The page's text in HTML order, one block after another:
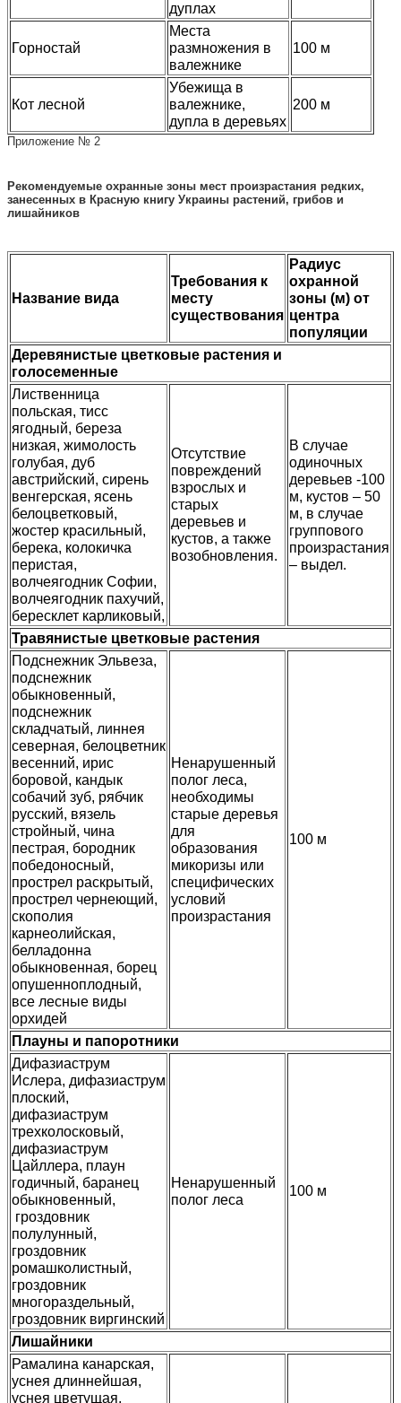
дуплах
Горностай
Места
размножения в
валежнике
100 м
Кот лесной
Убежища в
валежнике,
дупла в деревьях
200 м
Приложение № 2
Рекомендуемые охранные зоны мест произрастания редких,
занесенных в Красную книгу Украины растений, грибов и
лишайников
Название вида
Требования к
месту
существования
Радиус
охранной
зоны (м) от
центра
популяции
Деревянистые цветковые растения и
голосеменные
Лиственница
польская, тисс
ягодный, береза
низкая, жимолость
голубая, дуб
австрийский, сирень
венгерская, ясень
белоцветковый,
жостер красильный,
берека, колокичка
перистая,
волчеягодник Софии,
волчеягодник пахучий,
бересклет карликовый,
Отсутствие
повреждений
взрослых и
старых
деревьев и
кустов, а также
возобновления.
В случае
одиночных
деревьев -100
м, кустов – 50
м, в случае
группового
произрастания
– выдел.
Травянистые цветковые растения
Подснежник Эльвеза,
подснежник
обыкновенный,
подснежник
складчатый, линнея
северная, белоцветник
весенний, ирис
боровой, кандык
собачий зуб, рябчик
русский, вязель
стройный, чина
пестрая, бородник
победоносный,
прострел раскрытый,
прострел чернеющий,
скополия
карнеолийская,
белладонна
обыкновенная, борец
опушенноплодный,
все лесные виды
орхидей
Ненарушенный
полог леса,
необходимы
старые деревья
для
образования
микоризы или
специфических
условий
произрастания
100 м
Плауны и папоротники
Дифазиаструм
Ислера, дифазиаструм
плоский,
дифазиаструм
трехколосковый,
дифазиаструм
Цайллера, плаун
годичный, баранец
обыкновенный,
гроздовник
полулунный,
гроздовник
ромашколистный,
гроздовник
многораздельный,
гроздовник виргинский
Ненарушенный
полог леса
100 м
Лишайники
Рамалина канарская,
уснея длиннейшая,
уснея цветущая,